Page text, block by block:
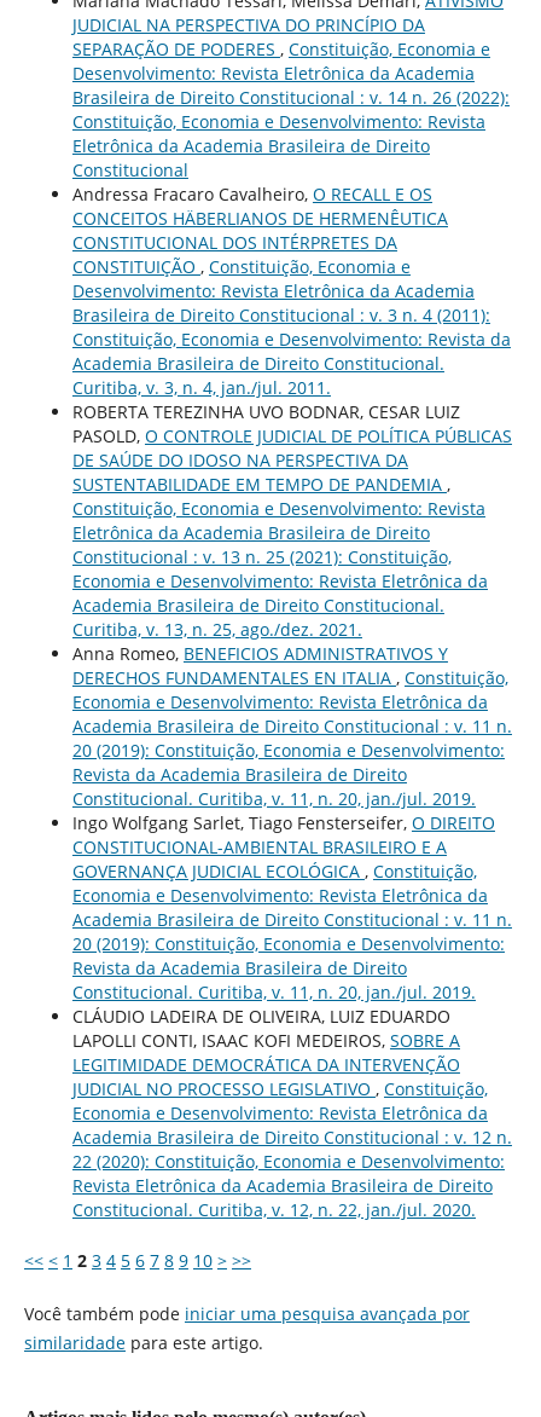
JUDICIAL NA PERSPECTIVA DO PRINCÍPIO DA
SEPARAÇÃO DE PODERES , Constituição, Economia e
Desenvolvimento: Revista Eletrônica da Academia
Brasileira de Direito Constitucional : v. 14 n. 26 (2022):
Constituição, Economia e Desenvolvimento: Revista
Eletrônica da Academia Brasileira de Direito
Constitucional
Andressa Fracaro Cavalheiro, O RECALL E OS
CONCEITOS HÄBERLIANOS DE HERMENÊUTICA
CONSTITUCIONAL DOS INTÉRPRETES DA
CONSTITUIÇÃO , Constituição, Economia e
Desenvolvimento: Revista Eletrônica da Academia
Brasileira de Direito Constitucional : v. 3 n. 4 (2011):
Constituição, Economia e Desenvolvimento: Revista da
Academia Brasileira de Direito Constitucional.
Curitiba, v. 3, n. 4, jan./jul. 2011.
ROBERTA TEREZINHA UVO BODNAR, CESAR LUIZ
PASOLD, O CONTROLE JUDICIAL DE POLÍTICA PÚBLICAS
DE SAÚDE DO IDOSO NA PERSPECTIVA DA
SUSTENTABILIDADE EM TEMPO DE PANDEMIA ,
Constituição, Economia e Desenvolvimento: Revista
Eletrônica da Academia Brasileira de Direito
Constitucional : v. 13 n. 25 (2021): Constituição,
Economia e Desenvolvimento: Revista Eletrônica da
Academia Brasileira de Direito Constitucional.
Curitiba, v. 13, n. 25, ago./dez. 2021.
Anna Romeo, BENEFICIOS ADMINISTRATIVOS Y
DERECHOS FUNDAMENTALES EN ITALIA , Constituição,
Economia e Desenvolvimento: Revista Eletrônica da
Academia Brasileira de Direito Constitucional : v. 11 n.
20 (2019): Constituição, Economia e Desenvolvimento:
Revista da Academia Brasileira de Direito
Constitucional. Curitiba, v. 11, n. 20, jan./jul. 2019.
Ingo Wolfgang Sarlet, Tiago Fensterseifer, O DIREITO
CONSTITUCIONAL-AMBIENTAL BRASILEIRO E A
GOVERNANÇA JUDICIAL ECOLÓGICA , Constituição,
Economia e Desenvolvimento: Revista Eletrônica da
Academia Brasileira de Direito Constitucional : v. 11 n.
20 (2019): Constituição, Economia e Desenvolvimento:
Revista da Academia Brasileira de Direito
Constitucional. Curitiba, v. 11, n. 20, jan./jul. 2019.
CLÁUDIO LADEIRA DE OLIVEIRA, LUIZ EDUARDO
LAPOLLI CONTI, ISAAC KOFI MEDEIROS, SOBRE A
LEGITIMIDADE DEMOCRÁTICA DA INTERVENÇÃO
JUDICIAL NO PROCESSO LEGISLATIVO , Constituição,
Economia e Desenvolvimento: Revista Eletrônica da
Academia Brasileira de Direito Constitucional : v. 12 n.
22 (2020): Constituição, Economia e Desenvolvimento:
Revista Eletrônica da Academia Brasileira de Direito
Constitucional. Curitiba, v. 12, n. 22, jan./jul. 2020.
<< < 1 2 3 4 5 6 7 8 9 10 > >>
Você também pode iniciar uma pesquisa avançada por
similaridadepara este artigo.